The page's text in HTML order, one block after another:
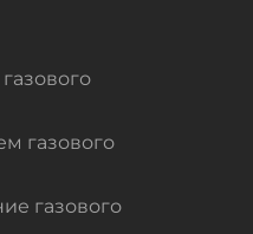
газового
газового